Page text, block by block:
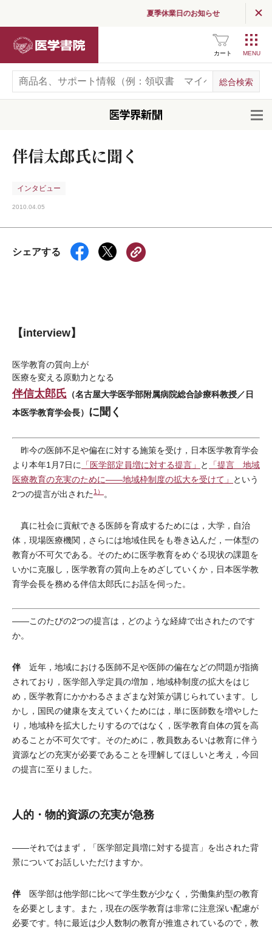
夏季休業日のお知らせ
カート
伴信太郎氏に聞く
インタビュー
2010.04.05
シェアする
【interview】
医学教育の質向上が
医療を変える原動力となる
伴信太郎氏 （名古屋大学医学部附属病院総合診療科教授／日
本医学教育学会長） に聞く
昨今の医師不足や偏在に対する施策を受け，日本医学教育学会
より本年1月7日に
「医学部定員増に対する提言」 と
「提言 地域
医療教育の充実のために――地域枠制度の拡大を受けて」
という
2つの提言が出された1） 。
真に社会に貢献できる医師を育成するためには，大学，自治
体，現場医療機関，さらには地域住民をも巻き込んだ，一体型の
教育が不可欠である。そのために医学教育をめぐる現状の課題を
いかに克服し，医学教育の質向上をめざしていくか，日本医学教
育学会長を務める伴信太郎氏にお話を伺った。
――このたびの2つの提言は，どのような経緯で出されたのです
か。
伴近年，地域における医師不足や医師の偏在などの問題が指摘
されており，医学部入学定員の増加，地域枠制度の拡大をはじ
め，医学教育にかかわるさまざまな対策が講じられています。し
かし，国民の健康を支えていくためには，単に医師数を増やした
り，地域枠を拡大したりするのではなく，医学教育自体の質を高
めることが不可欠です。そのために，教員数あるいは教育に伴う
資源などの充実が必要であることを理解してほしいと考え，今回
の提言に至りました。
人的・物的資源の充実が急務
――それではまず，「医学部定員増に対する提言」を出された背
景についてお話しいただけますか。
伴医学部は他学部に比べて学生数が少なく，労働集約型の教育
を必要とします。また，現在の医学教育は非常に注意深い配慮が
必要です。特に最近は少人数制の教育が推進されているので，教